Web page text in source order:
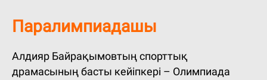
Паралимпиадашы
Алдияр Байрақымовтың спорттық
драмасының басты кейіпкері – Олимпиада